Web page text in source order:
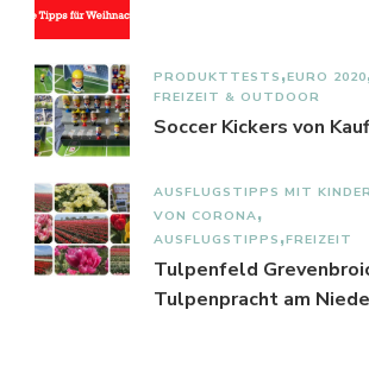
PRODUKTTESTS EURO 2020
FREIZEIT & OUTDOOR
Soccer Kickers von
AUSFLUGSTIPPS MIT
VON CORONA
AUSFLUGSTIPPS FREIZEIT
Tulpenfeld
Tulpenpracht am